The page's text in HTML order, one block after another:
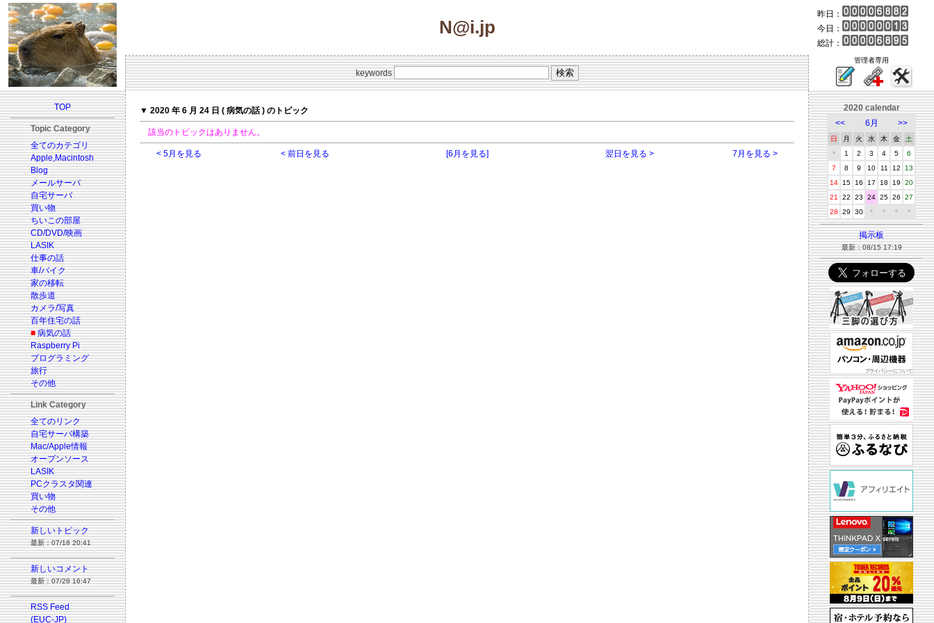
N@i.jp
昨日：
今日：
総計：
keywords
管理者専用
TOP
Topic Category
全てのカテゴリ
Apple,Macintosh
Blog
メールサーバ
自宅サーバ
買い物
ちいこの部屋
CD/DVD/映画
LASIK
仕事の話
車/バイク
家の移転
散歩道
カメラ/写真
百年住宅の話
■ 病気の話
Raspberry Pi
プログラミング
旅行
その他
Link Category
全てのリンク
自宅サーバ構築
Mac/Apple情報
オープンソース
LASIK
PCクラスタ関連
買い物
その他
新しいトピック
最新：07/18 20:41
新しいコメント
最新：07/28 16:47
RSS Feed
(EUC-JP)
▼ 2020 年 6 月 24 日 ( 病気の話 ) のトピック
該当のトピックはありません。
< 5月を見る < 前日を見る [6月を見る] 翌日を見る > 7月を見る >
2020 calendar
<<
6月 >>
日 月 火 水 木 金
土
＊
1 2 3 4 5
6
7
8 9 10 11 12
13
14
15 16 17 18 19
20
21
22 23 24 25 26
27
28
29 30 ＊ ＊ ＊ ＊
掲示板
最新：08/15 17:19